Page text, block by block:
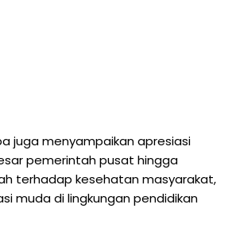
juga menyampaikan apresiasi
pemerintah pusat hingga
terhadap kesehatan masyarakat,
muda di lingkungan pendidikan